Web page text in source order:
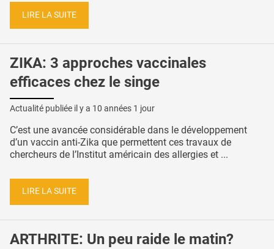
LIRE LA SUITE
ZIKA: 3 approches vaccinales
efficaces chez le singe
Actualité publiée il y a 10 années 1 jour
C’est une avancée considérable dans le développement
d’un vaccin anti-Zika que permettent ces travaux de
chercheurs de l’Institut américain des allergies et ...
LIRE LA SUITE
ARTHRITE: Un peu raide le matin?